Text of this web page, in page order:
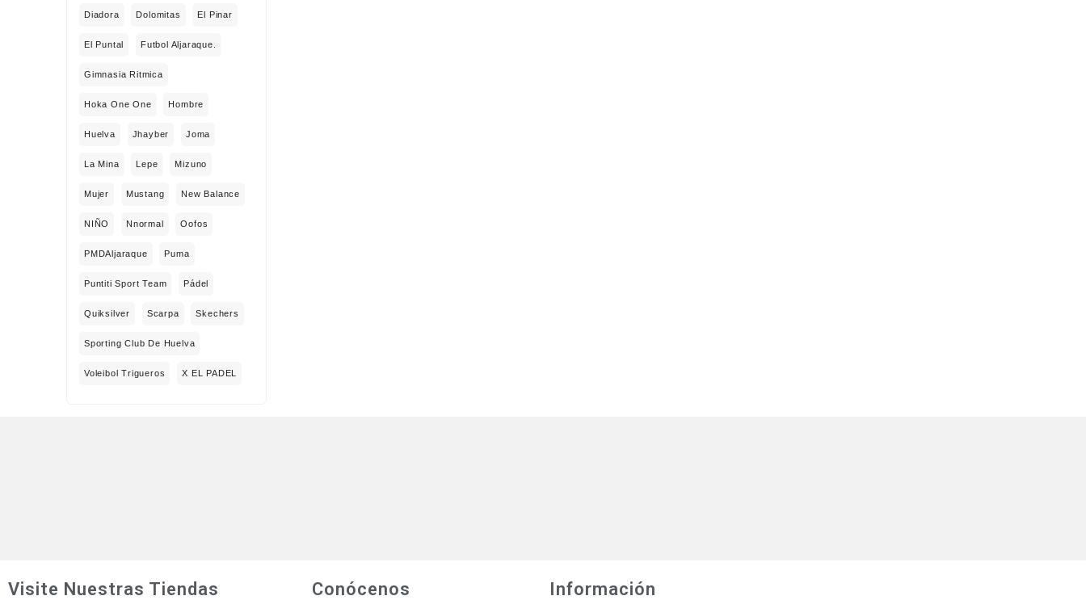
Diadora Dolomitas El Pinar
El Puntal Futbol Aljaraque.
Gimnasia Ritmica
Hoka One One Hombre
Huelva Jhayber Joma
La Mina Lepe Mizuno
Mujer Mustang New Balance
NIÑO Nnormal Oofos
PMDAljaraque Puma
Puntiti Sport Team Pádel
Quiksilver Scarpa Skechers
Sporting Club De Huelva
Voleibol Trigueros X EL PADEL
Visite Nuestras Tiendas Conócenos Información